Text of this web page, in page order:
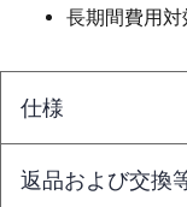
長期間費用対
仕様
返品および交換